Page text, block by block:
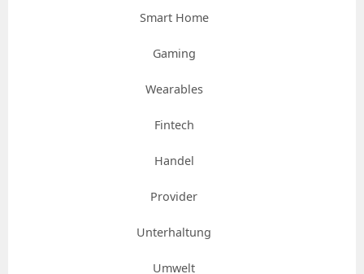
Smart Home
Gaming
Wearables
Fintech
Handel
Provider
Unterhaltung
Umwelt